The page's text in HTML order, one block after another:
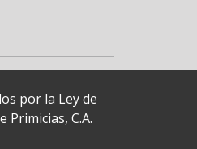
por la Ley de
C.A.